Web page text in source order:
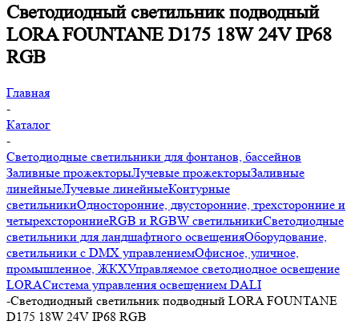
Светодиодный светильник подводный
LORA FOUNTANE D175 18W 24V IP68
RGB
Главная
-
Каталог
-
Светодиодные светильники для фонтанов, бассейнов
Заливные прожекторыЛучевые прожекторыЗаливные
линейныеЛучевые линейныеКонтурные
светильникиОдносторонние, двусторонние, трехсторонние и
четырехсторонниеRGB и RGBW светильникиСветодиодные
светильники для ландшафтного освещенияОборудование,
светильники с DMX управлениемОфисное, уличное,
промышленное, ЖКХУправляемое светодиодное освещение
LORAСистема управления освещением DALI
-Светодиодный светильник подводный LORA FOUNTANE
D175 18W 24V IP68 RGB